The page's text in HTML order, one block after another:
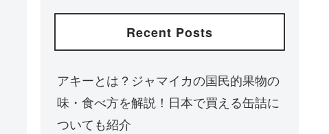
Recent Posts
アキーとは？ジャマイカの国民的果物の
味・食べ方を解説！日本で買える缶詰に
ついても紹介